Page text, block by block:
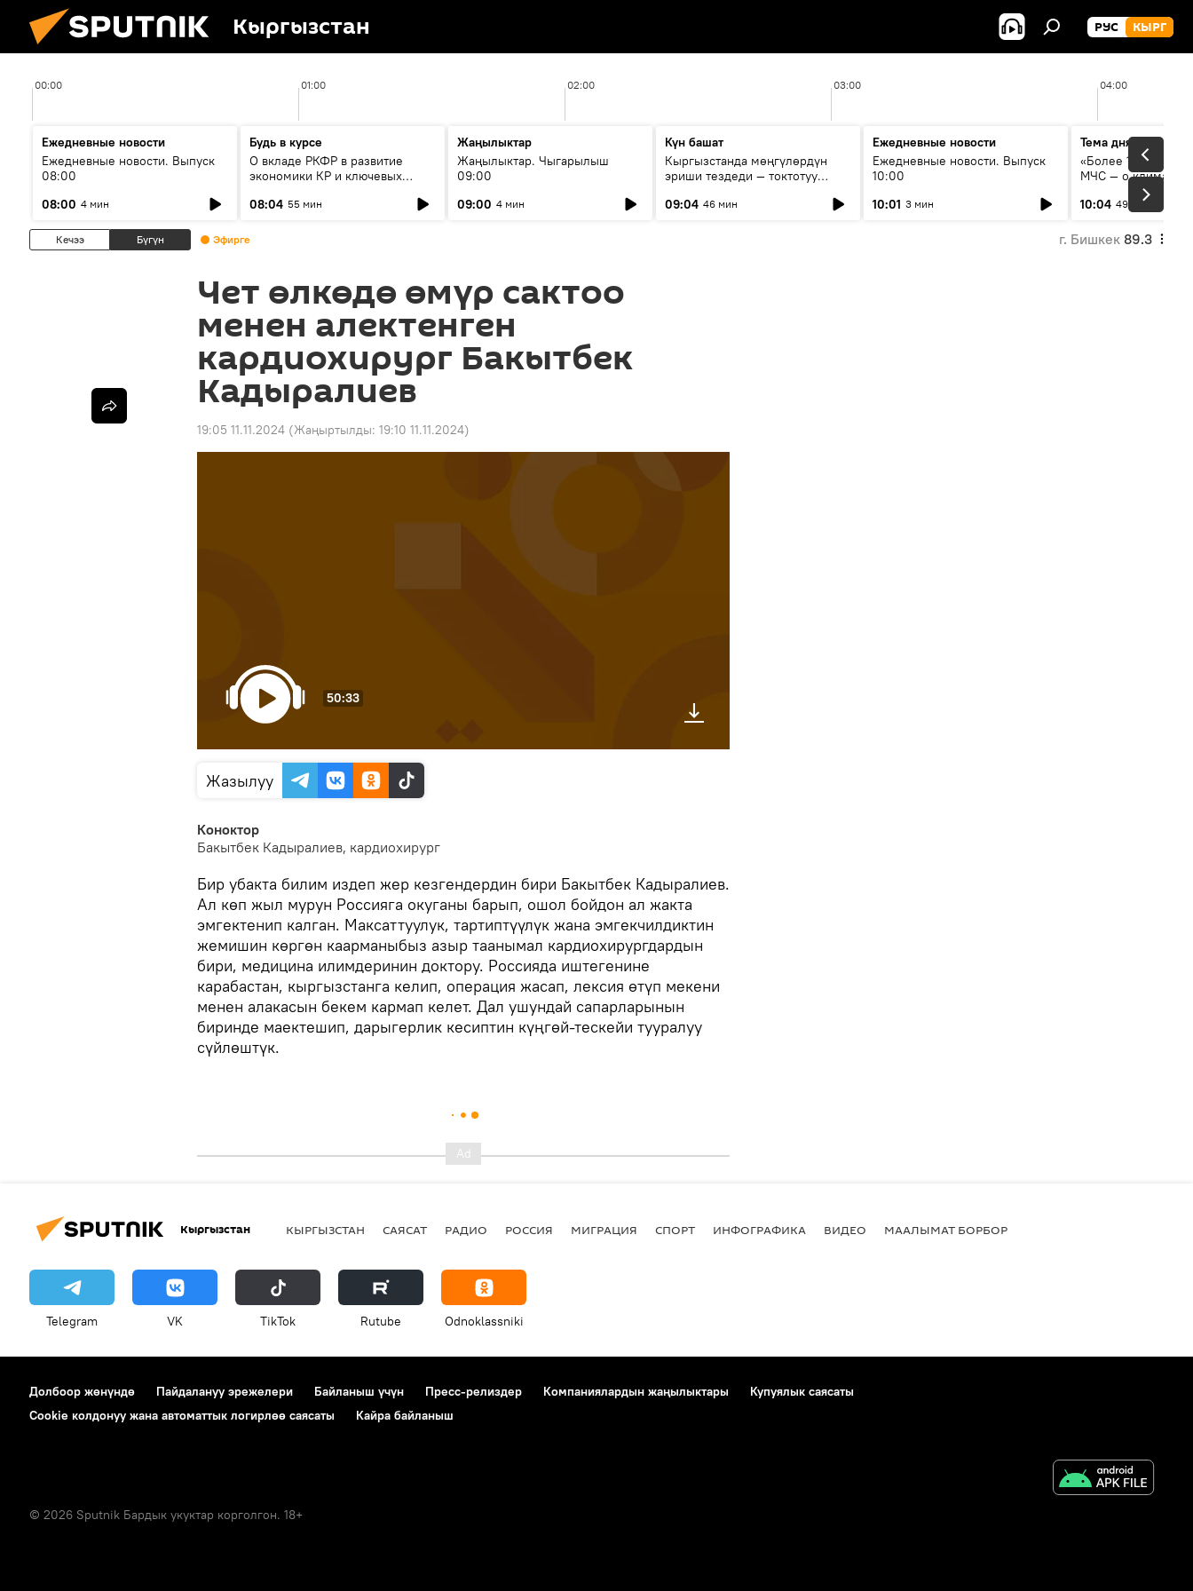
Кыргызстан РУС КЫРГ
00:00 01:00 02:00 03:00 04:00
Ежедневные новости
Ежедневные новости. Выпуск
08:00
08:00 4 мин
Будь в курсе
О вкладе РКФР в развитие
экономики КР и ключевых
08:04 55 мин
Жаңылыктар
Жаңылыктар. Чыгарылыш
09:00
09:00 4 мин
Күн башат
Кыргызстанда мөңгүлөрдүн
эриши тездеди — токтотуу
09:04 46 мин
Ежедневные новости
Ежедневные новости. Выпуск
10:00
10:01 3 мин
Тема дня
«Более 1200 сёл в
МЧС — о климате,
системе
населения
10:04 49 мин
Кечээ Бүгүн Эфирге г. Бишкек 89.3
Чет өлкөдө өмүр сактоо
менен алектенген
кардиохирург Бакытбек
Кадыралиев
19:05 11.11.2024 (Жаңыртылды: 19:10 11.11.2024)
50:33
Жазылуу
Коноктор
Бакытбек Кадыралиев, кардиохирург
Бир убакта билим издеп жер кезгендердин бири Бакытбек Кадыралиев.
Ал көп жыл мурун Россияга окуганы барып, ошол бойдон ал жакта
эмгектенип калган. Максаттуулук, тартиптүүлүк жана эмгекчилдиктин
жемишин көргөн каарманыбыз азыр таанымал кардиохирургдардын
бири, медицина илимдеринин доктору. Россияда иштегенине
карабастан, кыргызстанга келип, операция жасап, лексия өтүп мекени
менен алакасын бекем кармап келет. Дал ушундай сапарларынын
биринде маектешип, дарыгерлик кесиптин күңгөй-тескейи тууралуу
сүйлөштүк.
Кыргызстан КЫРГЫЗСТАН САЯСАТ РАДИО РОССИЯ МИГРАЦИЯ СПОРТ ИНФОГРАФИКА ВИДЕО МААЛЫМАТ БОРБОР
Telegram VK ТikТоk Rutube Odnoklassniki
Долбоор жөнүндө Пайдалануу эрежелери Байланыш үчүн Пресс-релиздер Компаниялардын жаңылыктары
Купуялык саясаты
Cookie колдонуу жана автоматтык логирлөө саясаты
Кайра байланыш
© 2026 Sputnik Бардык укуктар корголгон. 18+